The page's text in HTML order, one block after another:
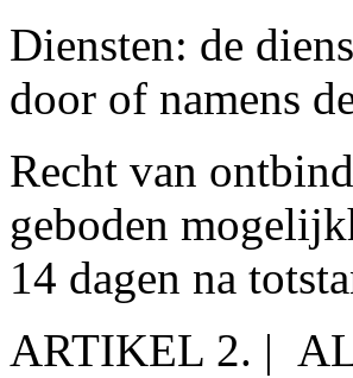
Diensten: de
door of namens
Recht van
geboden
14 dagen na
ARTIKEL 2. |